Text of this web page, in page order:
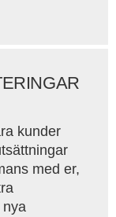
kunder
med er,
nya